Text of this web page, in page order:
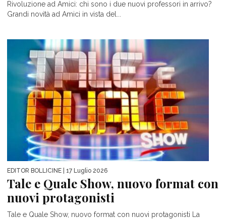
Rivoluzione ad Amici: chi sono i due nuovi professori in arrivo?
Grandi novità ad Amici in vista del...
EDITOR BOLLICINE | 17 Luglio 2026
Tale e Quale Show, nuovo format con
nuovi protagonisti
Tale e Quale Show, nuovo format con nuovi protagonisti La